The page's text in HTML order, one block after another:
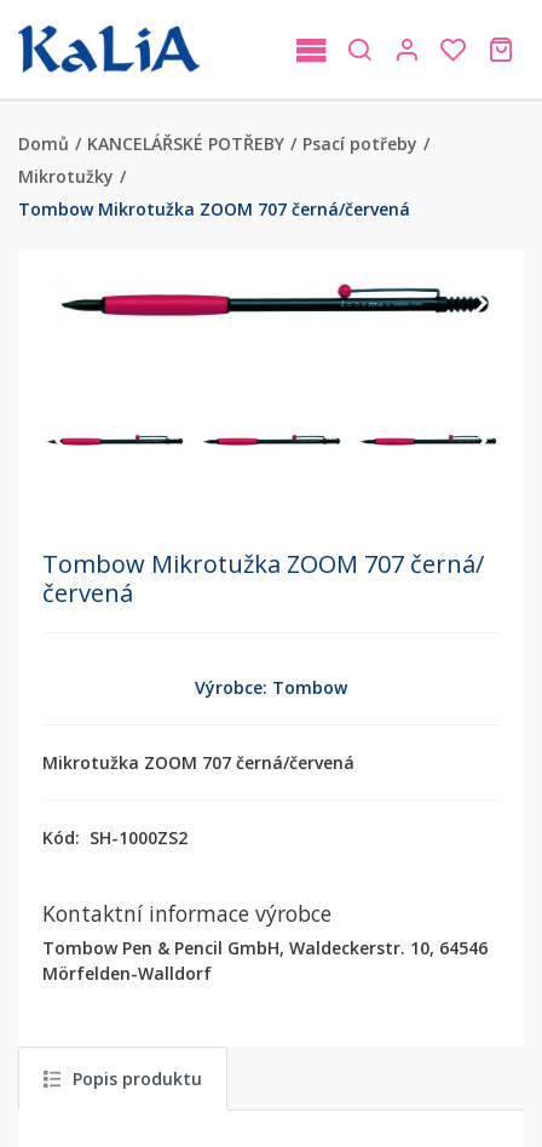
Domů / KANCELÁŘSKÉ POTŘEBY / Psací potřeby /
Mikrotužky /
Tombow Mikrotužka ZOOM 707 černá/červená
Tombow Mikrotužka ZOOM 707 černá/
červená
Výrobce: Tombow
Mikrotužka ZOOM 707 černá/červená
Kód: SH-1000ZS2
Kontaktní informace výrobce
Tombow Pen & Pencil GmbH, Waldeckerstr. 10, 64546
Mörfelden-Walldorf
Popis produktu